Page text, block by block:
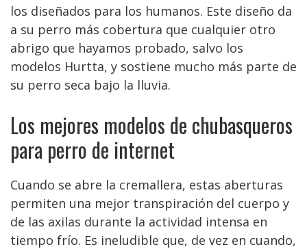
los diseñados para los humanos. Este diseño da
a su perro más cobertura que cualquier otro
abrigo que hayamos probado, salvo los
modelos Hurtta, y sostiene mucho más parte de
su perro seca bajo la lluvia.
Los mejores modelos de chubasqueros
para perro de internet
Cuando se abre la cremallera, estas aberturas
permiten una mejor transpiración del cuerpo y
de las axilas durante la actividad intensa en
tiempo frío. Es ineludible que, de vez en cuando,